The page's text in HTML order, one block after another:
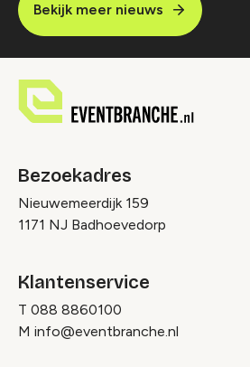
Bekijk meer nieuws
Bezoekadres
Nieuwemeerdijk 159
1171 NJ Badhoevedorp
Klantenservice
T 088 8860100
M info@eventbranche.nl